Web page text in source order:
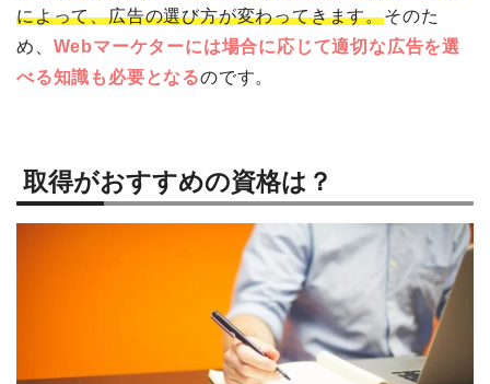
によって、広告の選び方が変わってきます。そのた
め、 Webマーケターには場合に応じて適切な広告を選
べる知識も必要となるのです。
取得がおすすめの資格は？